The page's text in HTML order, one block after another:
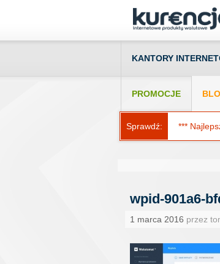
KANTORY
PROMOCJE
Sprawdź: ***
wpid-901a6-
1 marca 2016 przez